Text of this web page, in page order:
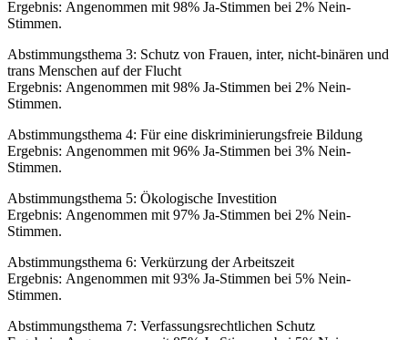
Ergebnis: Angenommen mit 98% Ja-Stimmen bei 2% Nein-
Stimmen.
Abstimmungsthema 3: Schutz von Frauen, inter, nicht-binären und
trans Menschen auf der Flucht
Ergebnis: Angenommen mit 98% Ja-Stimmen bei 2% Nein-
Stimmen.
Abstimmungsthema 4: Für eine diskriminierungsfreie Bildung
Ergebnis: Angenommen mit 96% Ja-Stimmen bei 3% Nein-
Stimmen.
Abstimmungsthema 5: Ökologische Investition
Ergebnis: Angenommen mit 97% Ja-Stimmen bei 2% Nein-
Stimmen.
Abstimmungsthema 6: Verkürzung der Arbeitszeit
Ergebnis: Angenommen mit 93% Ja-Stimmen bei 5% Nein-
Stimmen.
Abstimmungsthema 7: Verfassungsrechtlichen Schutz